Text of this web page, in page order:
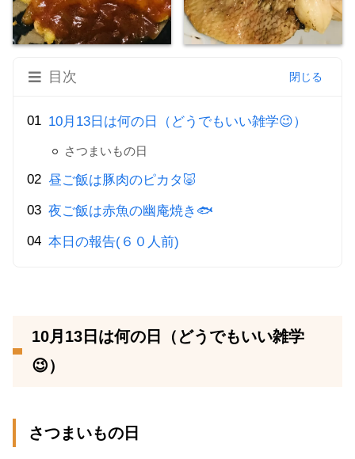
目次
10月13日は何の日（どうでもいい雑学😉）
さつまいもの日
昼ご飯は豚肉のピカタ🐷
夜ご飯は赤魚の幽庵焼き🐟
本日の報告(６０人前)
10月13日は何の日（どうでもいい雑学
😉）
さつまいもの日